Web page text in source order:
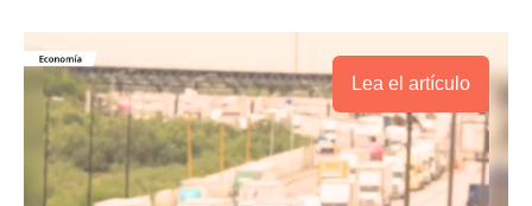
Lea el artículo